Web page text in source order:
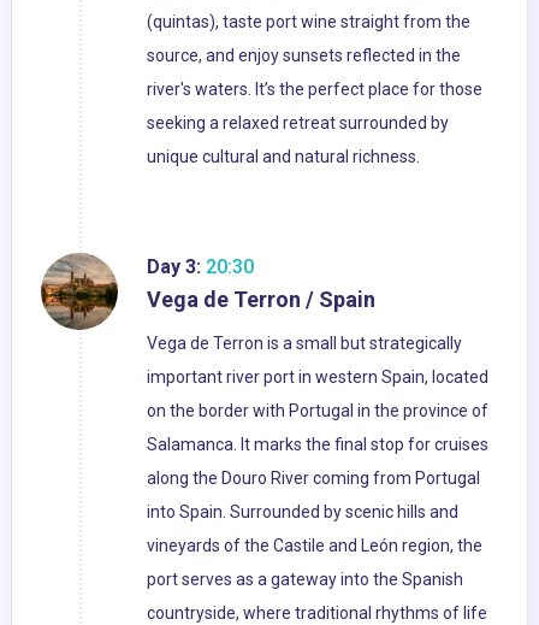
(quintas), taste port wine straight from the
source, and enjoy sunsets reflected in the
river's waters. It’s the perfect place for those
seeking a relaxed retreat surrounded by
unique cultural and natural richness.
Day 3: 20:30
Vega de Terron / Spain
Vega de Terron is a small but strategically
important river port in western Spain, located
on the border with Portugal in the province of
Salamanca. It marks the final stop for cruises
along the Douro River coming from Portugal
into Spain. Surrounded by scenic hills and
vineyards of the Castile and León region, the
port serves as a gateway into the Spanish
countryside, where traditional rhythms of life